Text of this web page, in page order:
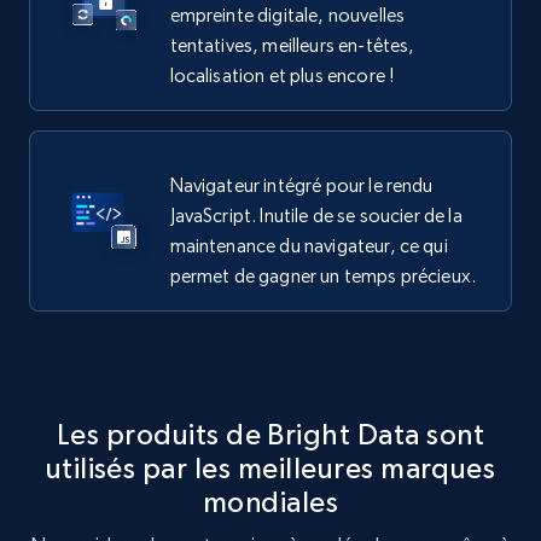
empreinte digitale, nouvelles
tentatives, meilleurs en-têtes,
localisation et plus encore !
Navigateur intégré pour le rendu
JavaScript. Inutile de se soucier de la
maintenance du navigateur, ce qui
permet de gagner un temps précieux.
Les produits de Bright Data sont
utilisés par les meilleures marques
mondiales